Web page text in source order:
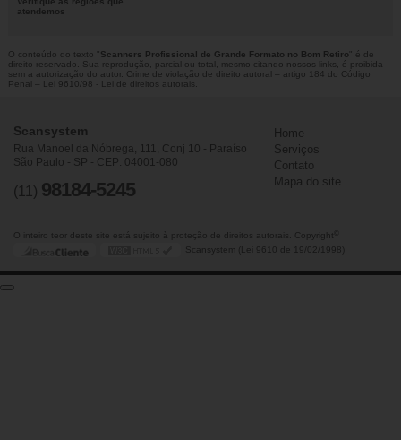
atendemos
O conteúdo do texto " Scanners Profissional de Grande Formato no Bom Retiro " é de
direito reservado. Sua reprodução, parcial ou total, mesmo citando nossos links, é proibida
sem a autorização do autor. Crime de violação de direito autoral – artigo 184 do Código
Penal – Lei 9610/98 - Lei de direitos autorais .
Scansystem
Rua Manoel da Nóbrega, 111, Conj 10 - Paraíso
São Paulo - SP - CEP: 04001-080
(11) 98184-5245
Home
Serviços
Contato
Mapa do site
O inteiro teor deste site está sujeito à proteção de direitos autorais. Copyright
Scansystem (Lei 9610 de 19/02/1998)